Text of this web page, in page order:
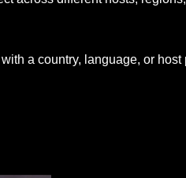
a country, language, or